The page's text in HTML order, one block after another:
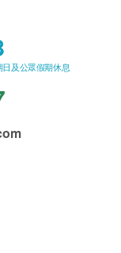
及公眾假期休息